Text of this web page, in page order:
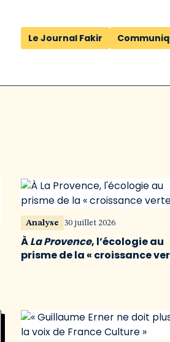
Le Journal Fakir
Analyse 30 juillet 2026
ÀLa Provence, l’écologie au
prisme de la « croissance